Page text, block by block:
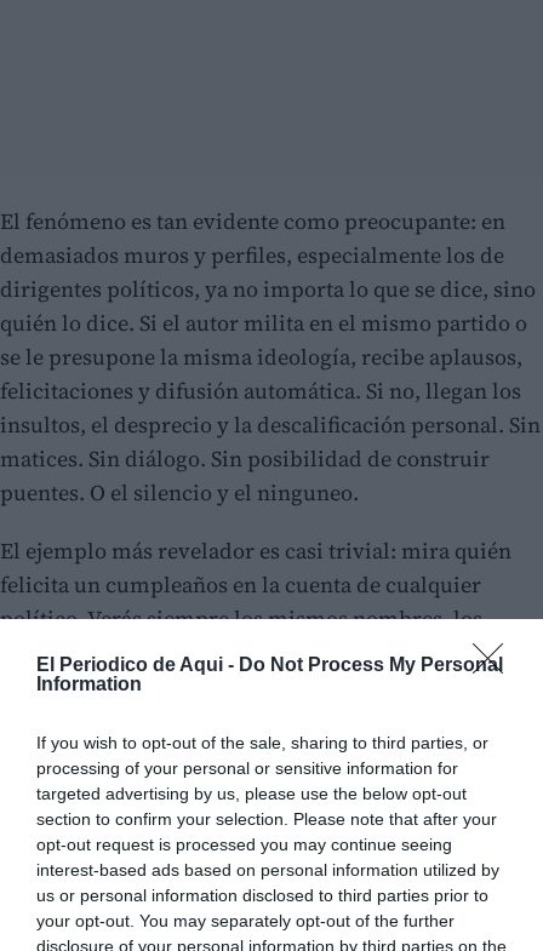
El Periodico de Aqui - Do Not Process My Personal
Information
If you wish to opt-out of the sale, sharing to third parties, or
processing of your personal or sensitive information for
targeted advertising by us, please use the below opt-out
section to confirm your selection. Please note that after your
opt-out request is processed you may continue seeing
interest-based ads based on personal information utilized by
us or personal information disclosed to third parties prior to
your opt-out. You may separately opt-out of the further
disclosure of your personal information by third parties on the
El fenómeno es tan evidente como preocupante: en
demasiados muros y perfiles, especialmente los de
dirigentes políticos, ya no importa lo que se dice, sino
quién lo dice. Si el autor milita en el mismo partido o
se le presupone la misma ideología, recibe aplausos,
felicitaciones y difusión automática. Si no, llegan los
insultos, el desprecio y la descalificación personal. Sin
matices. Sin diálogo. Sin posibilidad de construir
puentes. O el silencio y el ninguneo.
El ejemplo más revelador es casi trivial: mira quién
felicita un cumpleaños en la cuenta de cualquier
político. Verás siempre los mismos nombres, los
mismos colores, las mismas señales de identidad. No
hay sorpresa. No hay transversalidad. La cortesía
lógica partidista, queda atrapada en el mismo cerco
ideológico que todo lo demás.